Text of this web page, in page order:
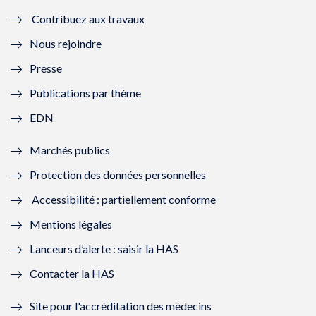
l
l
f
n
ê
t
r
e
)
e
e
n
ê
r
ê
t
e
ê
Contribuez aux travaux
Nous rejoindre
Presse
Publications par thème
EDN
Marchés publics
Protection des données personnelles
Accessibilité : partiellement conforme
Mentions légales
Lanceurs d’alerte : saisir la HAS
Contacter la HAS
Site pour l'accréditation des médecins